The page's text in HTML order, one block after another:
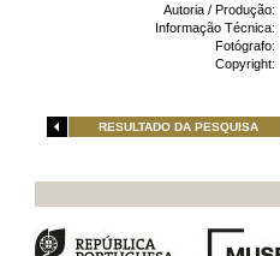
Autoria / Produção:
Informação Técnica:
Fotógrafo:
Copyright:
RESULTADO DA PESQUISA